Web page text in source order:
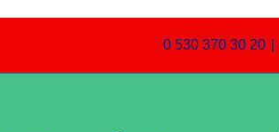
0 530 370 30 20